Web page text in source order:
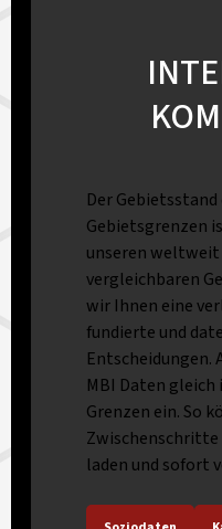
Der
Gebietsgrenzen
unseren
vergleichbaren
wir Ihnen eine
fundierte und
Entscheidungen.
MBI Daten
Grenzen ein. So
laden und sofort